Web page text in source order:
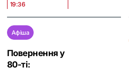
19:36
Афіша
Повернення у
80-ті: